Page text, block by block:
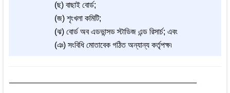
(ছ) বাছাই বোর্ড;
(জ) শৃংখলা কমিটি;
(ঝ) বোর্ড অব এডভান্সড স্টাডিজ এন্ড রিসার্চ; এবং
(ঞ) সংবিধি মোতাবেক গঠিত অন্যান্য কর্তৃপক্ষ৷